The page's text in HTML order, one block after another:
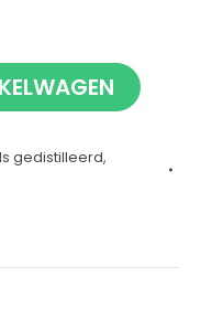
gedistilleerd,